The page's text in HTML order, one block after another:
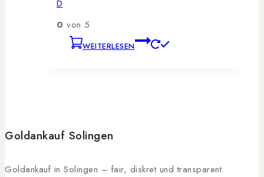
D
0 von 5
WEITERLESEN
Goldankauf Solingen
Goldankauf in Solingen – fair, diskret und transparent.